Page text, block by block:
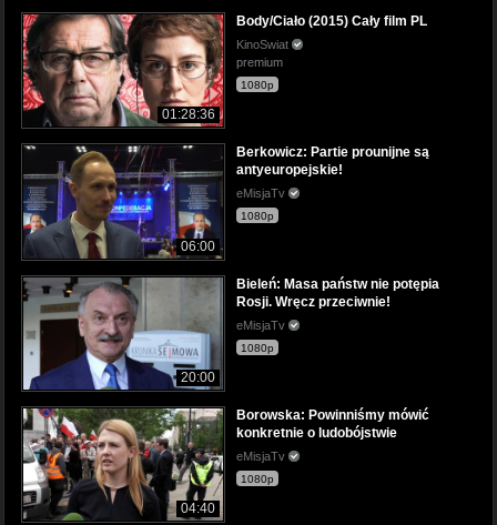
01:28:36
Body/Ciało (2015) Cały film PL
KinoSwiat
premium
1080p
06:00
Berkowicz: Partie prounijne są
antyeuropejskie!
eMisjaTv
1080p
20:00
Bieleń: Masa państw nie potępia
Rosji. Wręcz przeciwnie!
eMisjaTv
1080p
04:40
Borowska: Powinniśmy mówić
konkretnie o ludobójstwie
eMisjaTv
1080p